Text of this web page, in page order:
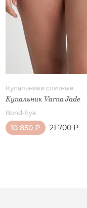
Купальники слитные
Купальник Varna Jade
Bond-Eye
10 850 ₽ 21 700 ₽